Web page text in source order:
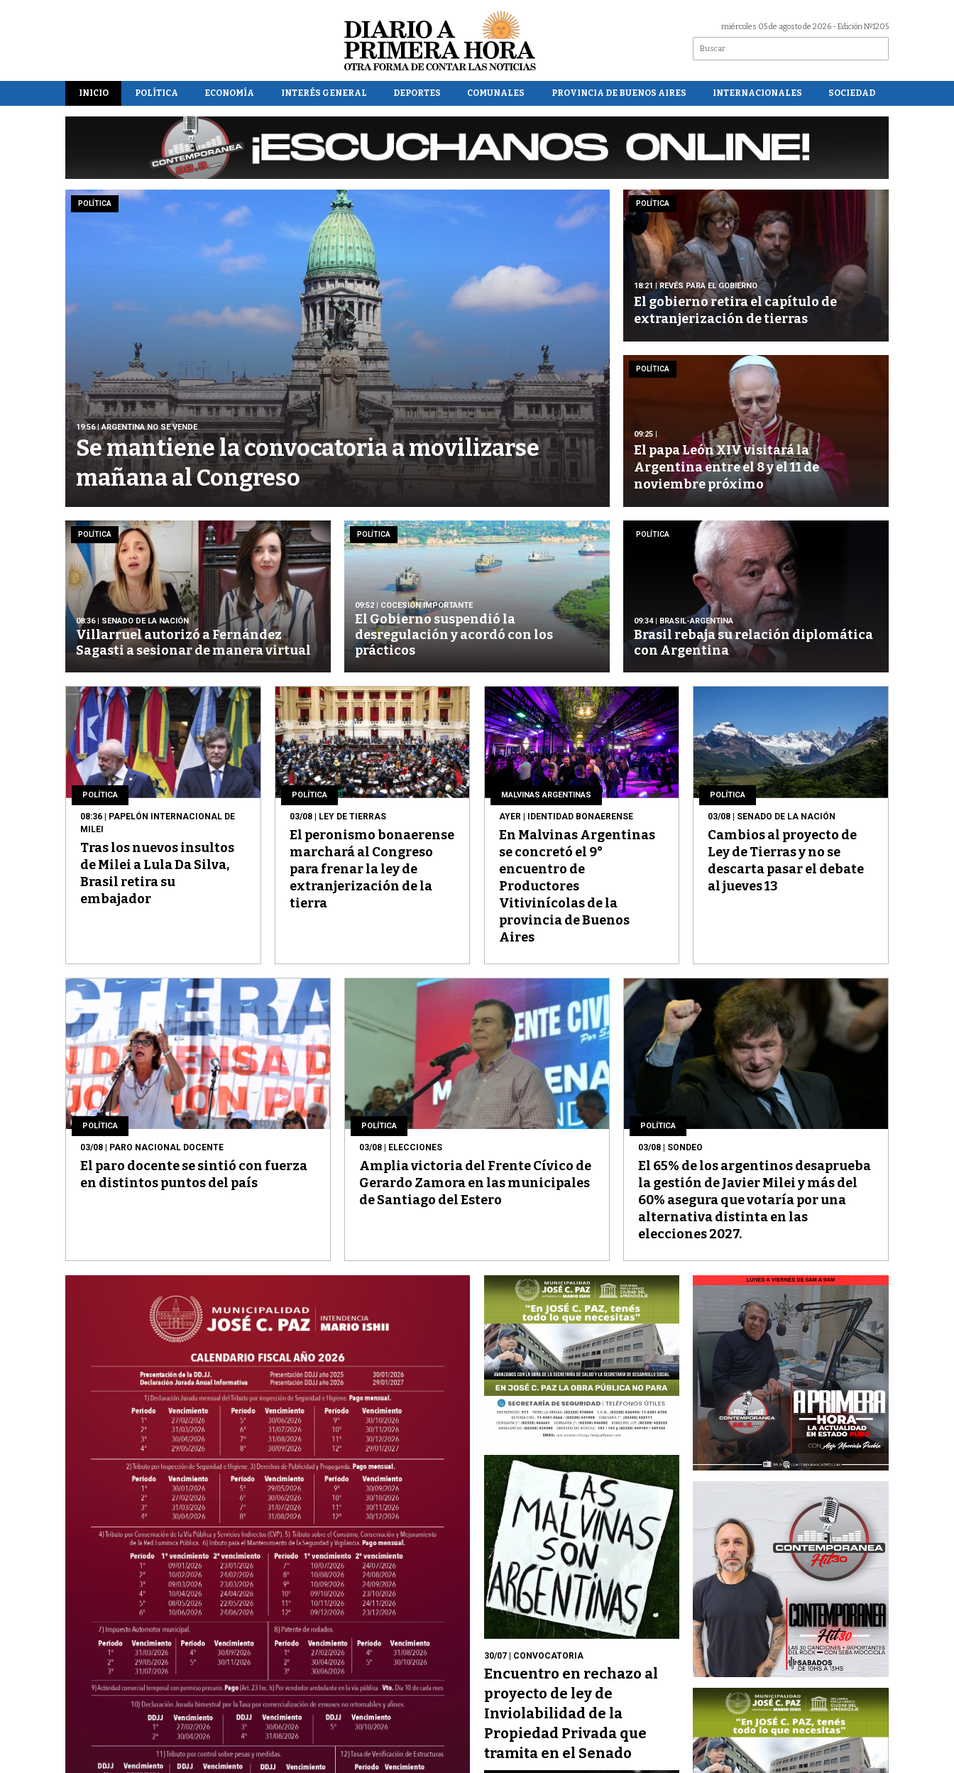
miércoles 05 de agosto de 2026 - Edición Nº1205
INICIO POLÍTICA ECONOMÍA INTERÉS GENERAL DEPORTES COMUNALES PROVINCIA DE BUENOS AIRES INTERNACIONALES SOCIEDAD
POLÍTICA
19:56| ARGENTINA NO SE VENDE
Se mantiene la convocatoria a movilizarse
mañana al Congreso
POLÍTICA
18:21| REVÉS PARA EL GOBIERNO
El gobierno retira el capítulo de
extranjerización de tierras
POLÍTICA
09:25 |
El papa León XIV visitará la
Argentina entre el 8 y el 11 de
noviembre próximo
POLÍTICA
08:36| SENADO DE LA NACIÓN
Villarruel autorizó a Fernández
Sagasti a sesionar de manera virtual
POLÍTICA
09:52 | COCESIÓN IMPORTANTE
El Gobierno suspendió la
desregulación y acordó con los
prácticos
POLÍTICA
09:34| BRASIL-ARGENTINA
Brasil rebaja su relación diplomática
con Argentina
POLÍTICA
08:36 | PAPELÓN INTERNACIONAL DE
MILEI
Tras los nuevos insultos
de Milei a Lula Da Silva,
Brasil retira su
embajador
POLÍTICA
03/08| LEY DE TIERRAS
El peronismo bonaerense
marchará al Congreso
para frenar la ley de
extranjerización de la
tierra
MALVINAS ARGENTINAS
AYER | IDENTIDAD BONAERENSE
En Malvinas Argentinas
se concretó el 9°
encuentro de
Productores
Vitivinícolas de la
provincia de Buenos
Aires
POLÍTICA
03/08 | SENADO DE LA NACIÓN
Cambios al proyecto de
Ley de Tierras y no se
descarta pasar el debate
al jueves 13
POLÍTICA
03/08 | PARO NACIONAL DOCENTE
El paro docente se sintió con fuerza
en distintos puntos del país
POLÍTICA
03/08 | ELECCIONES
Amplia victoria del Frente Cívico de
Gerardo Zamora en las municipales
de Santiago del Estero
POLÍTICA
03/08 | SONDEO
El 65% de los argentinos desaprueba
la gestión de Javier Milei y más del
60% asegura que votaría por una
alternativa distinta en las
elecciones 2027.
30/07| CONVOCATORIA
Encuentro en rechazo al
proyecto de ley de
Inviolabilidad de la
Propiedad Privada que
tramita en el Senado